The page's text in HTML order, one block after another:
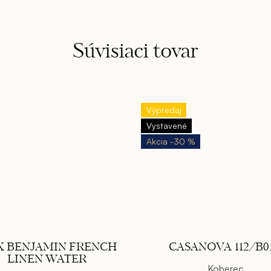
Súvisiaci tovar
BENJAMIN FRENCH
LINEN WATER
Výpredaj
Vystavené
-30 %
CASANOVA 112/
Koberec